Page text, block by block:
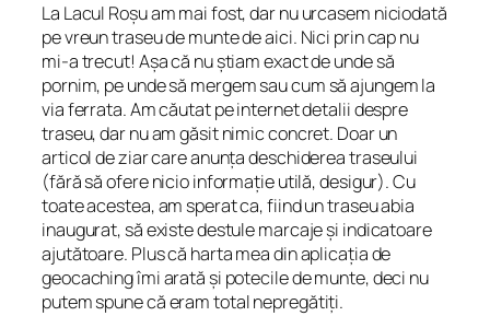
La Lacul Roșu am mai fost, dar nu urcasem niciodată
pe vreun traseu de munte de aici. Nici prin cap nu
mi-a trecut! Așa că nu știam exact de unde să
pornim, pe unde să mergem sau cum să ajungem la
via ferrata. Am căutat pe internet detalii despre
traseu, dar nu am găsit nimic concret. Doar un
articol de ziar care anunța deschiderea traseului
(fără să ofere nicio informație utilă, desigur). Cu
toate acestea, am sperat ca, fiind un traseu abia
inaugurat, să existe destule marcaje și indicatoare
ajutătoare. Plus că harta mea din aplicația de
geocaching îmi arată și potecile de munte, deci nu
putem spune că eram total nepregătiți.